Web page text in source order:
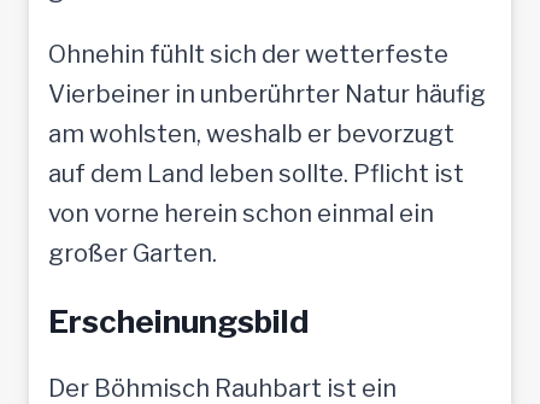
Ohnehin fühlt sich der wetterfeste
Vierbeiner in unberührter Natur häufig
am wohlsten, weshalb er bevorzugt
auf dem Land leben sollte. Pflicht ist
von vorne herein schon einmal ein
großer Garten.
Erscheinungsbild
Der Böhmisch Rauhbart ist ein